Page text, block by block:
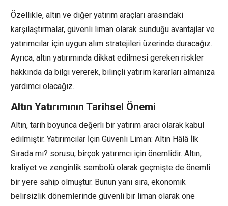
Özellikle, altın ve diğer yatırım araçları arasındaki
karşılaştırmalar, güvenli liman olarak sunduğu avantajlar ve
yatırımcılar için uygun alım stratejileri üzerinde duracağız.
Ayrıca, altın yatırımında dikkat edilmesi gereken riskler
hakkında da bilgi vererek, bilinçli yatırım kararları almanıza
yardımcı olacağız.
Altın Yatırımının Tarihsel Önemi
Altın, tarih boyunca değerli bir yatırım aracı olarak kabul
edilmiştir. Yatırımcılar İçin Güvenli Liman: Altın Hâlâ İlk
Sırada mı? sorusu, birçok yatırımcı için önemlidir. Altın,
kraliyet ve zenginlik sembolü olarak geçmişte de önemli
bir yere sahip olmuştur. Bunun yanı sıra, ekonomik
belirsizlik dönemlerinde güvenli bir liman olarak öne